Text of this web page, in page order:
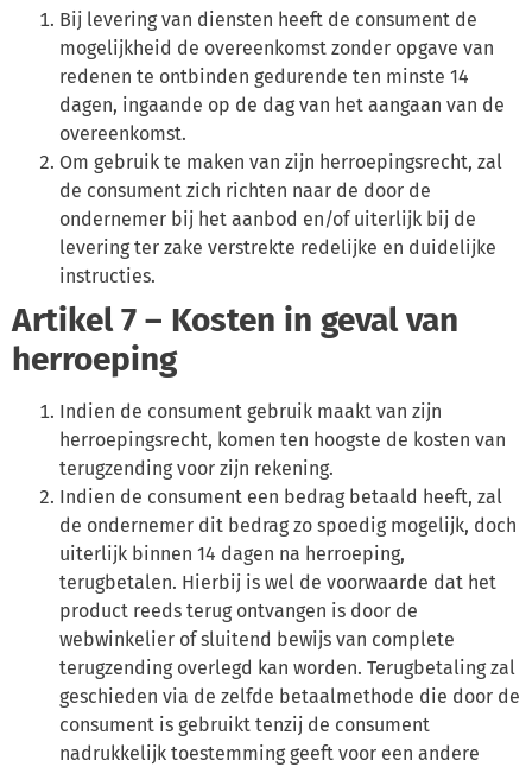
Bij levering van diensten heeft de consument de
mogelijkheid de overeenkomst zonder opgave van
redenen te ontbinden gedurende ten minste 14
dagen, ingaande op de dag van het aangaan van de
overeenkomst.
Om gebruik te maken van zijn herroepingsrecht, zal
de consument zich richten naar de door de
ondernemer bij het aanbod en/of uiterlijk bij de
levering ter zake verstrekte redelijke en duidelijke
instructies.
Artikel 7 – Kosten in geval van
herroeping
Indien de consument gebruik maakt van zijn
herroepingsrecht, komen ten hoogste de kosten van
terugzending voor zijn rekening.
Indien de consument een bedrag betaald heeft, zal
de ondernemer dit bedrag zo spoedig mogelijk, doch
uiterlijk binnen 14 dagen na herroeping,
terugbetalen. Hierbij is wel de voorwaarde dat het
product reeds terug ontvangen is door de
webwinkelier of sluitend bewijs van complete
terugzending overlegd kan worden. Terugbetaling zal
geschieden via de zelfde betaalmethode die door de
consument is gebruikt tenzij de consument
nadrukkelijk toestemming geeft voor een andere